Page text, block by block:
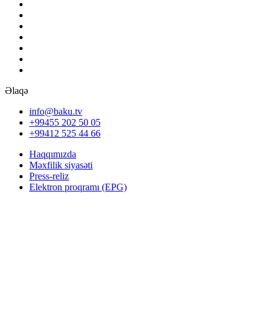
Əlaqə
info@baku.tv
+99455 202 50 05
+99412 525 44 66
Haqqımızda
Məxfilik siyasəti
Press-reliz
Elektron proqramı (EPG)